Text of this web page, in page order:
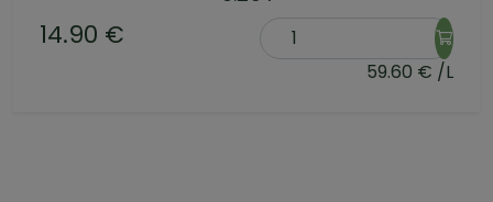
14.90 €
59.60 € /L